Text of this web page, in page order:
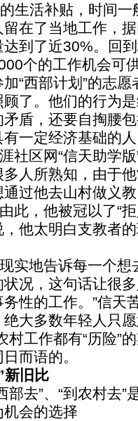
生活补贴，时间
在了当地工作，
到了近30%。回
个的工作机会可
西部计划”的志愿
顾了。他们的行为
盾，还要自掏腰
一定经济基础的
区网“信天助学版
多人所熟知，由于
过他去山村做义
此，他被冠以了“
他太明白支教者
地告诉每一个想
况，这句话让很
性的工作。”信天
多数年轻人只愿
村工作都有“历险”
而语的。
旧比
去”、“到农村去”
会的选择